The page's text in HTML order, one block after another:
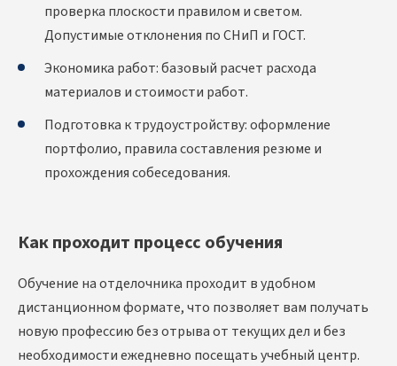
проверка плоскости правилом и светом.
Допустимые отклонения по СНиП и ГОСТ.
Экономика работ: базовый расчет расхода
материалов и стоимости работ.
Подготовка к трудоустройству: оформление
портфолио, правила составления резюме и
прохождения собеседования.
Как проходит процесс обучения
Обучение на отделочника проходит в удобном
дистанционном формате, что позволяет вам получать
новую профессию без отрыва от текущих дел и без
необходимости ежедневно посещать учебный центр.